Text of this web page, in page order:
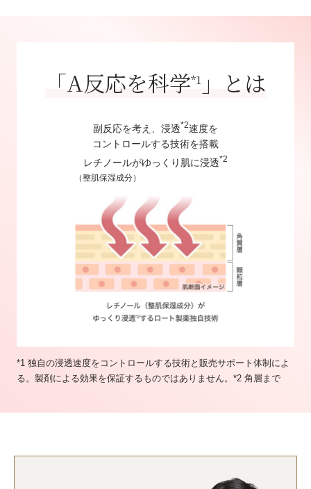
「A反応を科学*1 」とは
副反応を考え、浸透*2速度を
コントロールする技術を搭載
レチノールがゆっくり肌に浸透*2
*1 独自の浸透速度をコントロールする技術と販売サポート体制によ
る。製剤による効果を保証するものではありません。*2 角層まで